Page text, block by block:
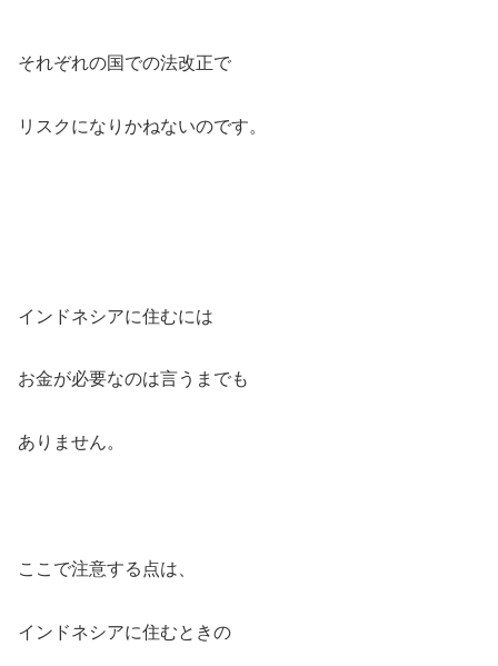
それぞれの国での法改正で
リスクになりかねないのです。
インドネシアに住むには
お金が必要なのは言うまでも
ありません。
ここで注意する点は、
インドネシアに住むときの